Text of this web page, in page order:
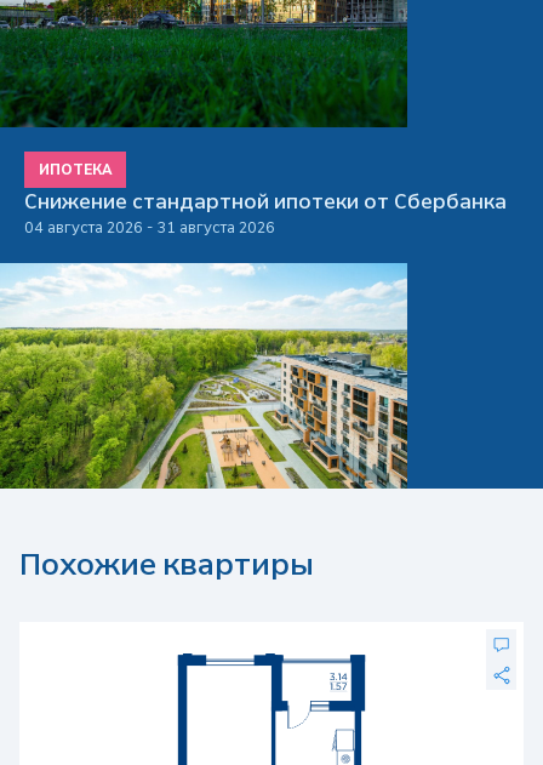
ИПОТЕКА
Снижение стандартной ипотеки от Сбербанка
04 августа 2026 - 31 августа 2026
Похожие квартиры